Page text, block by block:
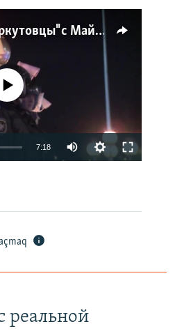
Как украинские "беркутовцы" с Майдана стали ОМОНом с Тверской
currently available
7:18
реальной